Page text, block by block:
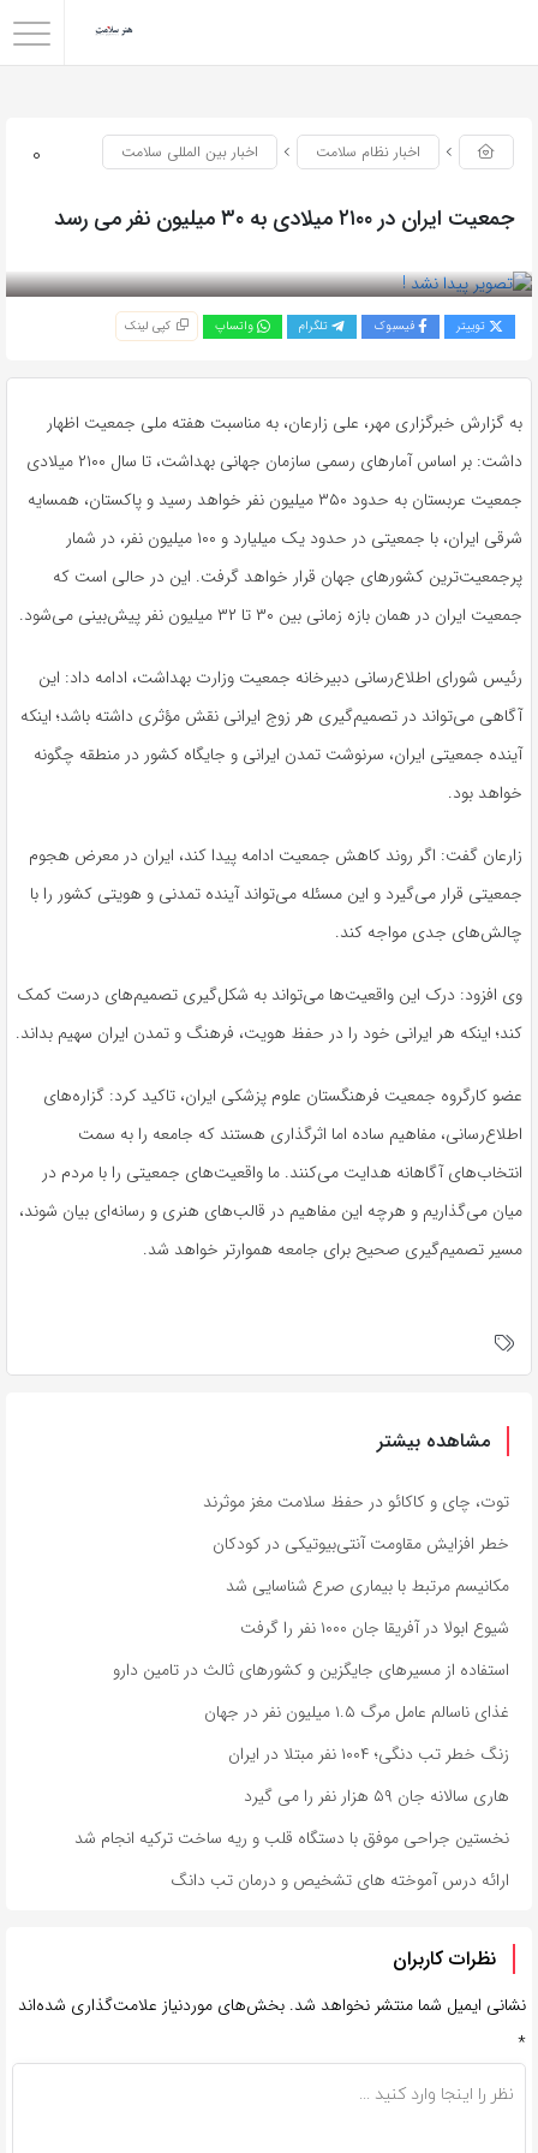
0 اخبار نظام سلامت اخبار بین المللی سلامت
جمعیت ایران در ۲۱۰۰ میلادی به ۳۰ میلیون نفر می رسد
توییتر فیسبوک تلگرام واتساپ کپی لینک
به گزارش خبرگزاری مهر، علی زارعان، به مناسبت هفته ملی جمعیت اظهار
داشت: بر اساس آمارهای رسمی سازمان جهانی بهداشت، تا سال ۲۱۰۰ میلادی
جمعیت عربستان به حدود ۳۵۰ میلیون نفر خواهد رسید و پاکستان، همسایه
شرقی ایران، با جمعیتی در حدود یک میلیارد و ۱۰۰ میلیون نفر، در شمار
پرجمعیت‌ترین کشورهای جهان قرار خواهد گرفت. این در حالی است که
جمعیت ایران در همان بازه زمانی بین ۳۰ تا ۳۲ میلیون نفر پیش‌بینی می‌شود.
رئیس شورای اطلاع‌رسانی دبیرخانه جمعیت وزارت بهداشت، ادامه داد: این
آگاهی می‌تواند در تصمیم‌گیری هر زوج ایرانی نقش مؤثری داشته باشد؛ اینکه
آینده جمعیتی ایران، سرنوشت تمدن ایرانی و جایگاه کشور در منطقه چگونه
خواهد بود.
زارعان گفت: اگر روند کاهش جمعیت ادامه پیدا کند، ایران در معرض هجوم
جمعیتی قرار می‌گیرد و این مسئله می‌تواند آینده تمدنی و هویتی کشور را با
چالش‌های جدی مواجه کند.
وی افزود: درک این واقعیت‌ها می‌تواند به شکل‌گیری تصمیم‌های درست کمک
کند؛ اینکه هر ایرانی خود را در حفظ هویت، فرهنگ و تمدن ایران سهیم بداند.
عضو کارگروه جمعیت فرهنگستان علوم پزشکی ایران، تاکید کرد: گزاره‌های
اطلاع‌رسانی، مفاهیم ساده اما اثرگذاری هستند که جامعه را به سمت
انتخاب‌های آگاهانه هدایت می‌کنند. ما واقعیت‌های جمعیتی را با مردم در
میان می‌گذاریم و هرچه این مفاهیم در قالب‌های هنری و رسانه‌ای بیان شوند،
مسیر تصمیم‌گیری صحیح برای جامعه هموارتر خواهد شد.
مشاهده بیشتر
توت، چای و کاکائو در حفظ سلامت مغز موثرند
خطر افزایش مقاومت آنتی‌بیوتیکی در کودکان
مکانیسم مرتبط با بیماری صرع شناسایی شد
شیوع ابولا در آفریقا جان ۱۰۰۰ نفر را گرفت
استفاده از مسیرهای جایگزین و کشورهای ثالث در تامین دارو
غذای ناسالم عامل مرگ ۱.۵ میلیون نفر در جهان
زنگ خطر تب دنگی؛ ۱۰۰۴ نفر مبتلا در ایران
هاری سالانه جان ۵۹ هزار نفر را می گیرد
نخستین جراحی موفق با دستگاه قلب و ریه ساخت ترکیه انجام شد
ارائه درس آموخته های تشخیص و درمان تب دانگ
نظرات کاربران
نشانی ایمیل شما منتشر نخواهد شد. بخش‌های موردنیاز علامت‌گذاری شده‌اند
*